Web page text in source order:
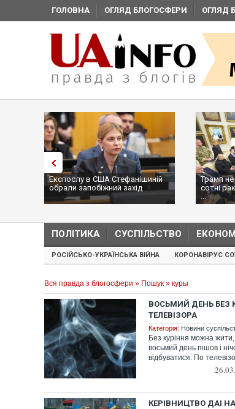
ГОЛОВНА ОГЛЯД БЛОГОСФЕРИ ОГЛЯД
Експослу в США Стефанішиній
обрали запобіжний захід
Трамп не
сотні
...
ПОЛІТИКА СУСПІЛЬСТВО
РОСІЙСЬКО-УКРАЇНСЬКА ВІЙНА КОРОНАВІРУС
Вся правда з блогосфери » Пошук » куры
ВОСЬМИЙ ДЕНЬ БЕЗ
ТЕЛЕВІЗОРА
Категорія: Новини
Без куріння можна
восьмий день пішов і
відбуватися. По
КЕРІВНИЦТВО ДАІ